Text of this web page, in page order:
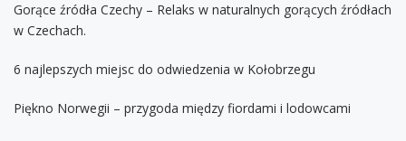
Gorące źródła Czechy – Relaks w naturalnych gorących źródłach
w Czechach.
6 najlepszych miejsc do odwiedzenia w Kołobrzegu
Piękno Norwegii – przygoda między fiordami i lodowcami